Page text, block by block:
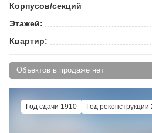
Корпусов/секций
Этажей:
Квартир:
Объектов в продаже нет
Год сдачи 1910 Год реконструкции